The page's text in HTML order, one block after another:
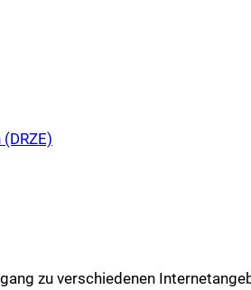
zu verschiedenen